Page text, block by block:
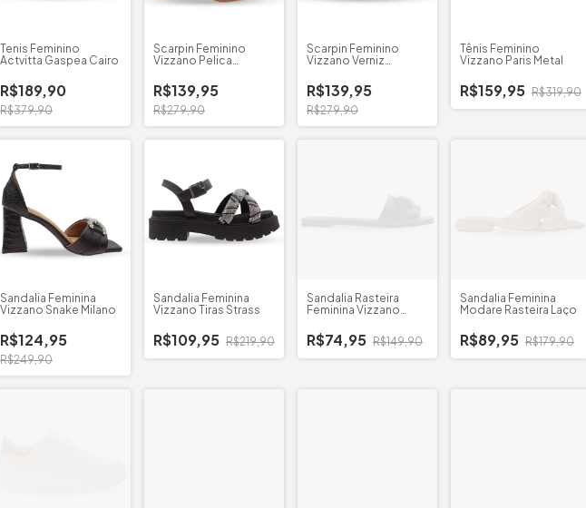
Tenis Feminino
Actvitta Gaspea Cairo
R$189,90
R$379,90
Scarpin Feminino
Vizzano Pelica
R$139,95
R$279,90
Scarpin Feminino
Vizzano Verniz
R$139,95
R$279,90
Tênis Feminino
Vizzano Paris Metal
R$159,95 R$319,90
Sandalia Feminina
Vizzano Snake Milano
R$124,95
R$249,90
Sandalia Feminina
Vizzano Tiras Strass
R$109,95 R$219,90
Sandalia Rasteira
Feminina Vizzano
R$74,95 R$149,90
Sandalia Feminina
Modare Rasteira Laço
R$89,95 R$179,90